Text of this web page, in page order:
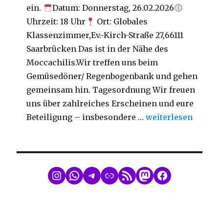
ein.
Datum: Donnerstag, 26.02.2026
Uhrzeit: 18 Uhr
Ort: Globales
Klassenzimmer,Ev.-Kirch-Straße 27,66111
Saarbrücken Das ist in der Nähe des
Moccachilis.Wir treffen uns beim
Gemüsedöner/ Regenbogenbank und gehen
gemeinsam hin. Tagesordnung Wir freuen
uns über zahlreiches Erscheinen und eure
Beteiligung – insbesondere …weiterlesen
WhatsApp
Telegram
LinkRSS FeedMastodon
Facebook